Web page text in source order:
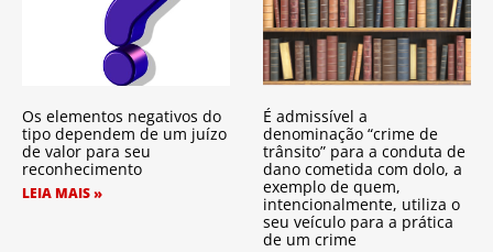
Os elementos negativos do
tipo dependem de um juízo
de valor para seu
reconhecimento
LEIA MAIS »
É admissível a
denominação “crime de
trânsito” para a conduta de
dano cometida com dolo, a
exemplo de quem,
intencionalmente, utiliza o
seu veículo para a prática
de um crime